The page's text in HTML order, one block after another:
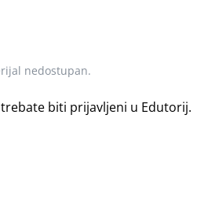
nedostupan.
biti prijavljeni u Edutorij.